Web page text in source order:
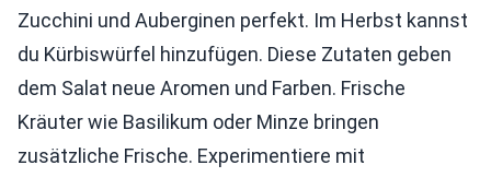
Zucchini und Auberginen perfekt. Im Herbst kannst
du Kürbiswürfel hinzufügen. Diese Zutaten geben
dem Salat neue Aromen und Farben. Frische
Kräuter wie Basilikum oder Minze bringen
zusätzliche Frische. Experimentiere mit